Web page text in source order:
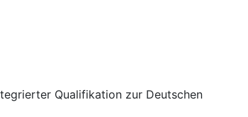
Qualifikation zur Deutschen